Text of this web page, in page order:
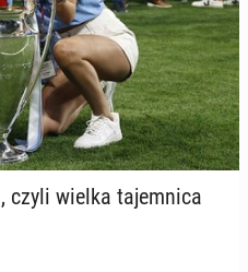
czyli wielka ta­jem­ni­ca